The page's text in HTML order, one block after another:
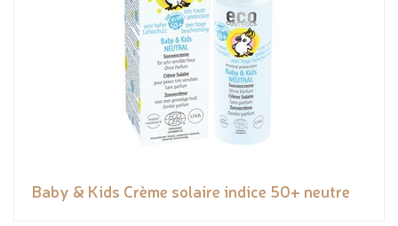
Baby & Kids Crème solaire indice 50+ neutre